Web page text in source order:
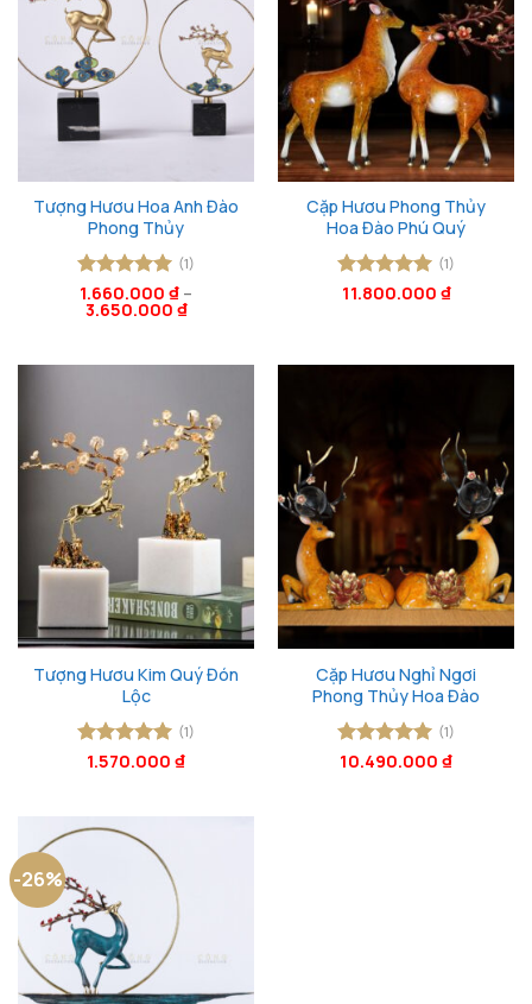
Tượng Hươu Hoa Anh Đào
Phong Thủy
Được xếp
hạng55
(1)
1.660.000 ₫ –
3.650.000 ₫
Cặp Hươu Phong Thủy
Hoa Đào Phú Quý
Được xếp
(1)
11.800.000 ₫
Tượng Hươu Kim Quý Đón
Lộc
Được xếp
(1)
1.570.000 ₫
Cặp Hươu Nghỉ Ngơi
Phong Thủy Hoa Đào
Được xếp
(1)
10.490.000 ₫
-26%